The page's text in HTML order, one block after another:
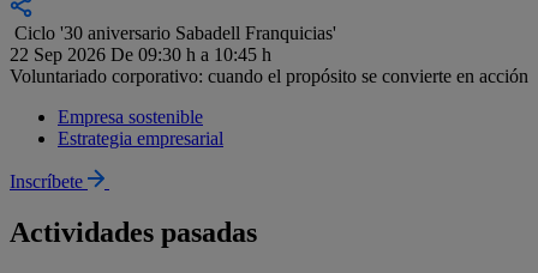
Ciclo '30 aniversario Sabadell Franquicias'
22 Sep 2026 De 09:30 h a 10:45 h
Voluntariado corporativo: cuando el propósito se convierte en acción
Empresa sostenible
Estrategia empresarial
Inscríbete
Actividades pasadas